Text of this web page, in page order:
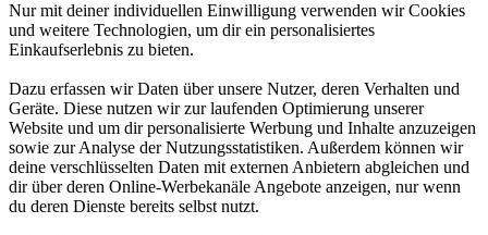
Nur mit deiner individuellen Einwilligung verwenden wir Cookies
und weitere Technologien, um dir ein personalisiertes
Einkaufserlebnis zu bieten.
Dazu erfassen wir Daten über unsere Nutzer, deren Verhalten und
Geräte. Diese nutzen wir zur laufenden Optimierung unserer
Website und um dir personalisierte Werbung und Inhalte anzuzeigen
sowie zur Analyse der Nutzungsstatistiken. Außerdem können wir
deine verschlüsselten Daten mit externen Anbietern abgleichen und
dir über deren Online-Werbekanäle Angebote anzeigen, nur wenn
du deren Dienste bereits selbst nutzt.